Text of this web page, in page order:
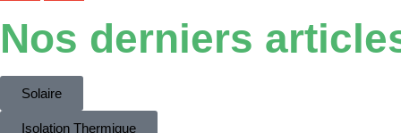
Nos derniers
Solaire
Isolation Thermique